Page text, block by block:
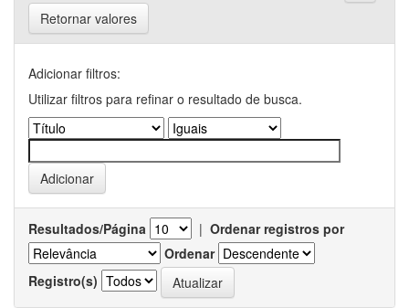
Retornar valores
Adicionar filtros:
Utilizar filtros para refinar o resultado de busca.
Resultados/Página | Ordenar registros por
Ordenar
Registro(s)